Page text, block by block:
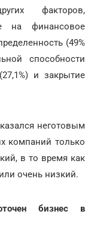
факторов,
на финансовое
(49%
способности
и закрытие
неготовым
компаний только
в то время как
очень низкий.
бизнес в